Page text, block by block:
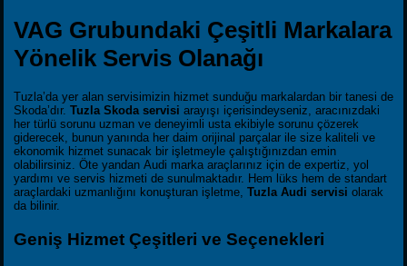
VAG Grubundaki Çeşitli Markalara
Yönelik Servis Olanağı
Tuzla’da yer alan servisimizin hizmet sunduğu markalardan bir tanesi de
Skoda’dır. Tuzla Skoda servisi arayışı içerisindeyseniz, aracınızdaki
her türlü sorunu uzman ve deneyimli usta ekibiyle sorunu çözerek
giderecek, bunun yanında her daim orijinal parçalar ile size kaliteli ve
ekonomik hizmet sunacak bir işletmeyle çalıştığınızdan emin
olabilirsiniz. Öte yandan Audi marka araçlarınız için de expertiz, yol
yardımı ve servis hizmeti de sunulmaktadır. Hem lüks hem de standart
araçlardaki uzmanlığını konuşturan işletme, Tuzla Audi servisi olarak
da bilinir.
Geniş Hizmet Çeşitleri ve Seçenekleri